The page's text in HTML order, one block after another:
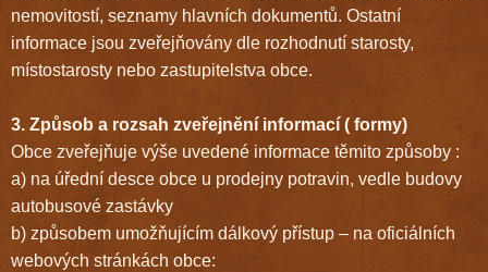
nemovitostí, seznamy hlavních dokumentů. Ostatní
informace jsou zveřejňovány dle rozhodnutí starosty,
místostarosty nebo zastupitelstva obce.
3. Způsob a rozsah zveřejnění informací ( formy)
Obce zveřejňuje výše uvedené informace těmito způsoby :
a) na úřední desce obce u prodejny potravin, vedle budovy
autobusové zastávky
b) způsobem umožňujícím dálkový přístup – na oficiálních
webových stránkách obce: